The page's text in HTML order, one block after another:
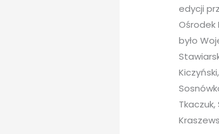
edycji
Ośrodek
było